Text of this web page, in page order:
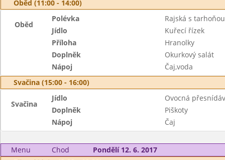
Oběd (11:00 - 14:00)
Oběd
Polévka
Rajská s tarhoňou
Jídlo
Kuřecí řízek
Příloha
Hranolky
Doplněk
Okurkový salát
Nápoj
Čaj,voda
Svačina (15:00 - 16:00)
Svačina
Jídlo
Ovocná
Doplněk
Piškoty
Nápoj
Čaj
Menu Chod
Pondělí 12. 6. 2017